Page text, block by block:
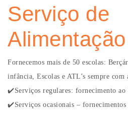
Serviço de
Fornecemos mais de 50 escolas:
infância, Escolas e ATL’s sempre com
✔️Serviços regulares: fornecimento
✔️Serviços ocasionais – fornecimentos